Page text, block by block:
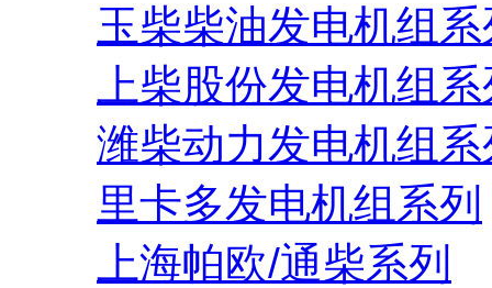
玉柴柴油发电机组系
上柴股份发电机组
潍柴动力发电机组系
里卡多发电机组系列
上海帕欧/通柴系列